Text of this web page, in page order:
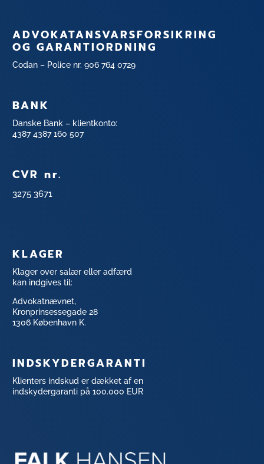
ADVOKATANSVARSFORSIKRING
OG GARANTIORDNING
Codan – Police nr. 906 764 0729
BANK
Danske Bank – klientkonto:
4387 4387 160 507
CVR nr.
3275 3671
KLAGER
Klager over salær eller adfærd
kan indgives til:
Advokatnævnet,
Kronprinsessegade 28
1306 København K.
INDSKYDERGARANTI
Klienters indskud er dækket af en
indskydergaranti på 100.000 EUR